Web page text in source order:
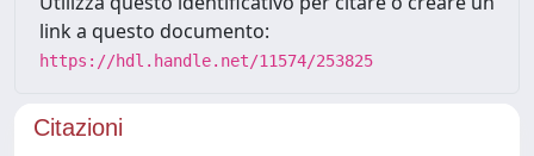
link a questo documento:
https://hdl.handle.net/11574/253825
Citazioni